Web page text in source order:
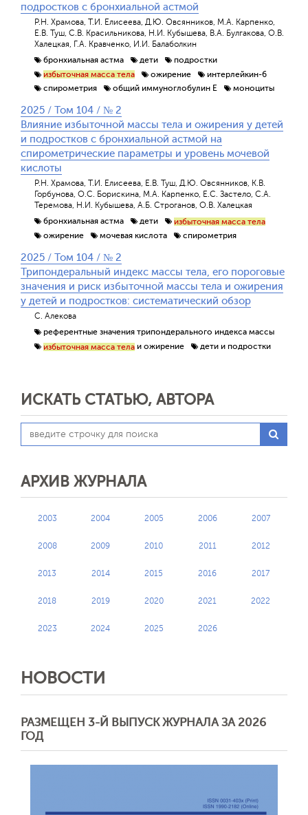
подростков с бронхиальной астмой
Р.Н. Храмова, Т.И. Елисеева, Д.Ю. Овсянников, М.А. Карпенко,
Е.В. Туш, С.В. Красильникова, Н.И. Кубышева, В.А. Булгакова, О.В.
Халецкая, Г.А. Кравченко, И.И. Балаболкин
бронхиальная астма
дети
подростки
избыточная масса тела
ожирение
интерлейкин-6
спирометрия
общий иммуноглобулин Е моноциты
2025 / Том 104 / № 2
Влияние избыточной массы тела и ожирения у детей
и подростков с бронхиальной астмой на
спирометрические параметры и уровень мочевой
кислоты
Р.Н. Храмова, Т.И. Елисеева, Е.В. Туш, Д.Ю. Овсянников, К.В.
Горбунова, О.С. Борискина, М.А. Карпенко, Е.С. Застело, С.А.
Теремова, Н.И. Кубышева, А.Б. Строганов, О.В. Халецкая
бронхиальная астма
дети
избыточная масса тела
ожирение
мочевая кислота спирометрия
2025 / Том 104 / № 2
Трипондеральный индекс массы тела, его пороговые
значения и риск избыточной массы тела и ожирения
у детей и подростков: систематический обзор
С. Алекова
референтные значения трипондерального индекса массы
избыточная масса тела и ожирение дети и подростки
ИСКАТЬ СТАТЬЮ, АВТОРА
АРХИВ ЖУРНАЛА
2003 2004 2005 2006 2007
2008 2009 2010 2011 2012
2013 2014 2015 2016 2017
2018 2019 2020 2021 2022
2023 2024 2025 2026
НОВОСТИ
РАЗМЕЩЕН 3-Й ВЫПУСК ЖУРНАЛА ЗА 2026
ГОД